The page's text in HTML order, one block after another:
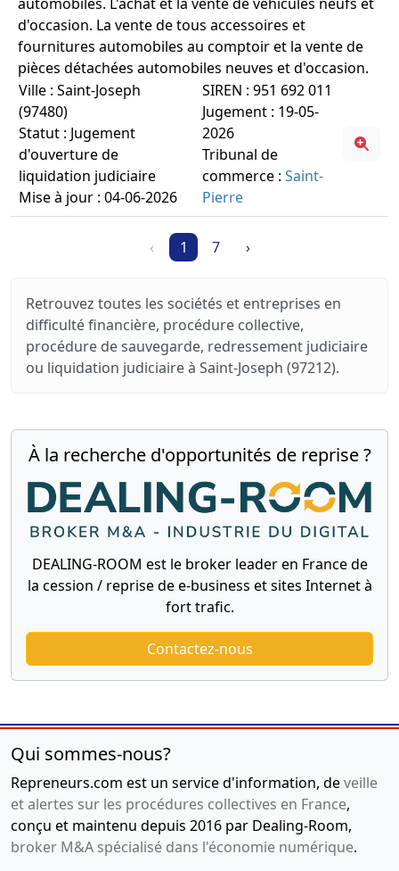
d'occasion. La vente de tous accessoires et
fournitures automobiles au comptoir et la vente de
pièces détachées automobiles neuves et d'occasion.
Ville : Saint-Joseph
(97480)
Statut : Jugement
d'ouverture de
liquidation judiciaire
Mise à jour : 04-06-2026
SIREN : 951 692 011
Jugement : 19-05-
2026
Tribunal de
commerce :Saint-
Pierre
‹ 1 7 ›
Retrouvez toutes les sociétés et entreprises en
difficulté financière, procédure collective,
procédure de sauvegarde, redressement judiciaire
ou liquidation judiciaire à Saint-Joseph (97212).
À la recherche d'opportunités de reprise ?
DEALING-ROOM est le broker leader en France de
la cession / reprise de e-business et sites Internet à
fort trafic.
Contactez-nous
Qui sommes-nous?
Repreneurs.com est un service d'information, deveille
et alertes sur les procédures collectives en France,
conçu et maintenu depuis 2016 par Dealing-Room,
broker M&A spécialisé dans l'économie numérique.